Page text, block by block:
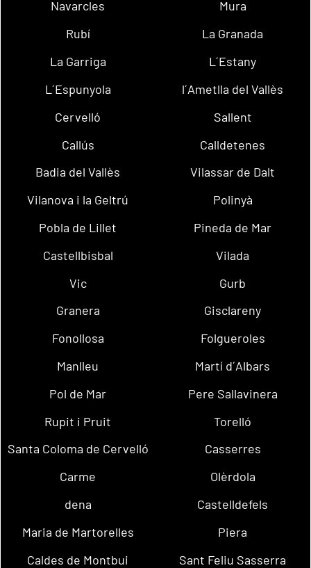
Navarcles
Mura
Rubí
La Granada
La Garriga
L´Estany
L´Espunyola
l´Ametlla del Vallès
Cervelló
Sallent
Callús
Calldetenes
Badia del Vallès
Vilassar de Dalt
Vilanova i la Geltrú
Polinyà
Pobla de Lillet
Pineda de Mar
Castellbisbal
Vilada
Vic
Gurb
Granera
Gisclareny
Fonollosa
Folgueroles
Manlleu
Martí d´Albars
Pol de Mar
Pere Sallavinera
Rupit i Pruit
Torelló
Santa Coloma de Cervelló
Casserres
Carme
Olèrdola
dena
Castelldefels
Maria de Martorelles
Piera
Caldes de Montbui
Sant Feliu Sasserra